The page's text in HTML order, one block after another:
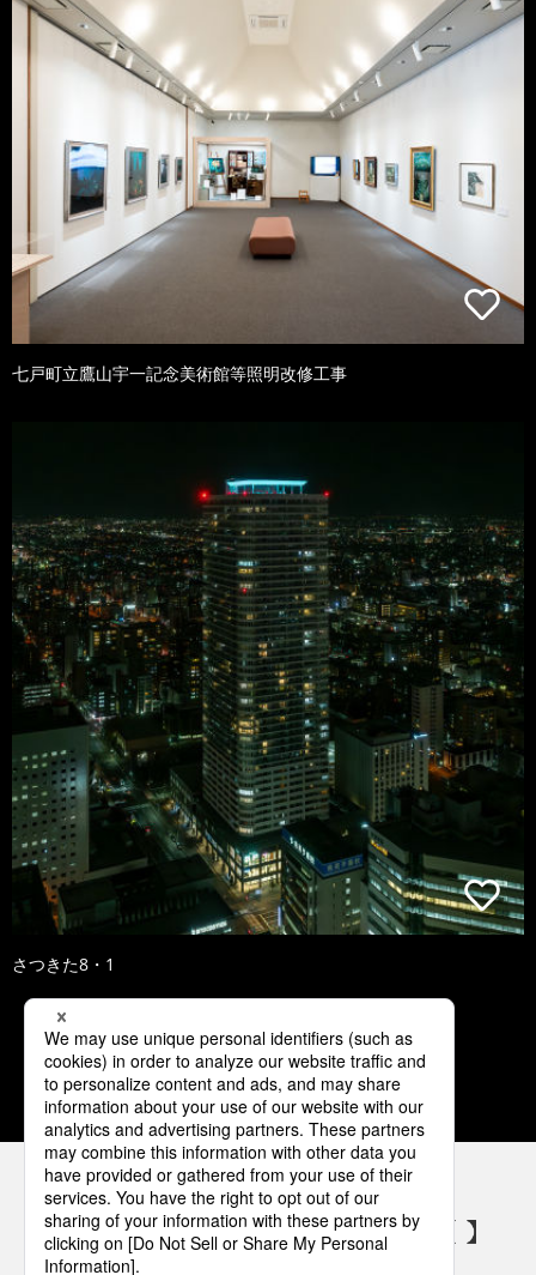
七戸町立鷹山宇一記念美術館等照明改修工事
さつきた8・1
1 2 3 4 5
パナソニックの電気設備 SNSアカウント